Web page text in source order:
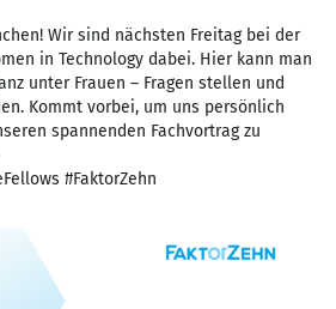
Wir sind nächsten Freitag bei der
in Technology dabei. Hier kann man
unter Frauen – Fragen stellen und
Kommt vorbei, um uns persönlich
spannenden Fachvortrag zu
#FaktorZehn